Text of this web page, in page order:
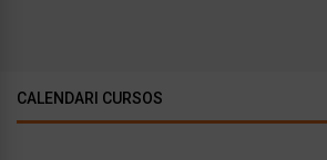
CALENDARI CURSOS